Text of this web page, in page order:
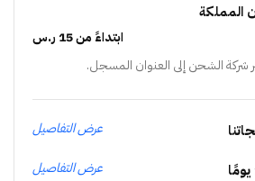
المملكة
ابتداءً من 15 ر.س
الشحن إلى العنوان المسجل.
عرض التفاصيل
عرض التفاصيل